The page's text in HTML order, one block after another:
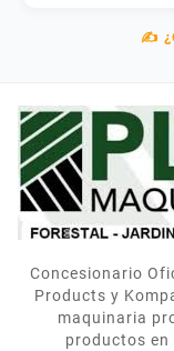
claro y en 3 días
✍️
Concesionario
Products y
maquinaria
productos